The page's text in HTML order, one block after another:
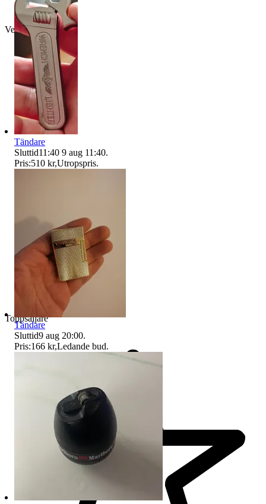
Verifierad
Toppsäljare
Tändare
Sluttid11:40 9 aug 11:40.
Pris:510 kr,Utropspris.
Tändare
Sluttid9 aug 20:00.
Pris:166 kr,Ledande bud.